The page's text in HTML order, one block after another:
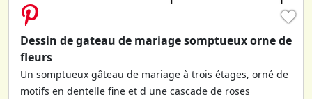
♥
Dessin de gateau de mariage somptueux orne de
fleurs
Un somptueux gâteau de mariage à trois étages, orné de
motifs en dentelle fine et d une cascade de roses